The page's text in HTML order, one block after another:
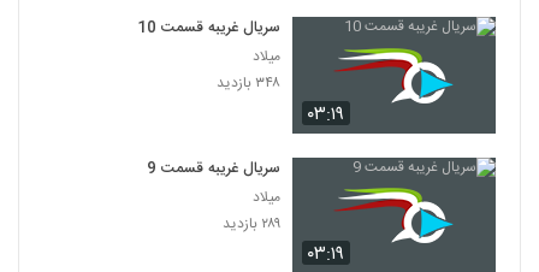
۰۳:۱۹
سریال غریبه قسمت 10
میلاد
۳۴۸ بازدید
۰۳:۱۹
سریال غریبه قسمت 9
میلاد
۲۸۹ بازدید